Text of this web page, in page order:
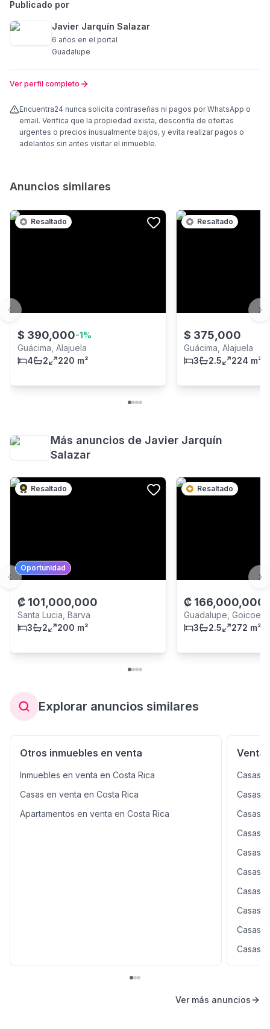
Publicado por
Javier Jarquín Salazar
6 años en el portal
Guadalupe
Ver perfil completo
Encuentra24 nunca solicita contraseñas ni pagos por WhatsApp o
email. Verifica que la propiedad exista, desconfía de ofertas
urgentes o precios inusualmente bajos, y evita realizar pagos o
adelantos sin antes visitar el inmueble.
Anuncios similares
Resaltado
$ 390,000-1%
Guácima, Alajuela
4
2 220 m²
Resaltado
$ 375,000
Guácima, Alajuela
3
2.5 224 m²
Previous slide
Más anuncios de Javier Jarquín
Salazar
Resaltado
Oportunidad
₡ 101,000,000
Santa Lucia, Barva
3
2 200 m²
Resaltado
₡ 166,000,000
Guadalupe,
3
2.5 272 m²
Previous slide
Explorar anuncios similares
Otros inmuebles en venta
Inmuebles en venta en Costa Rica
Casas en venta en Costa Rica
Apartamentos en venta en Costa Rica
Venta
Casas
Casas
Casas
Casas
Casas
Casas
Casas
Casas
Casas
Casas
Ver más anuncios